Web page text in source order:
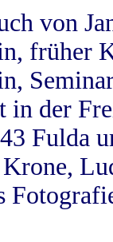
von
früher
in der
Fulda